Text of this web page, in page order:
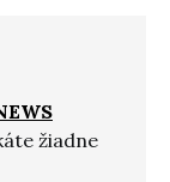
žiadne